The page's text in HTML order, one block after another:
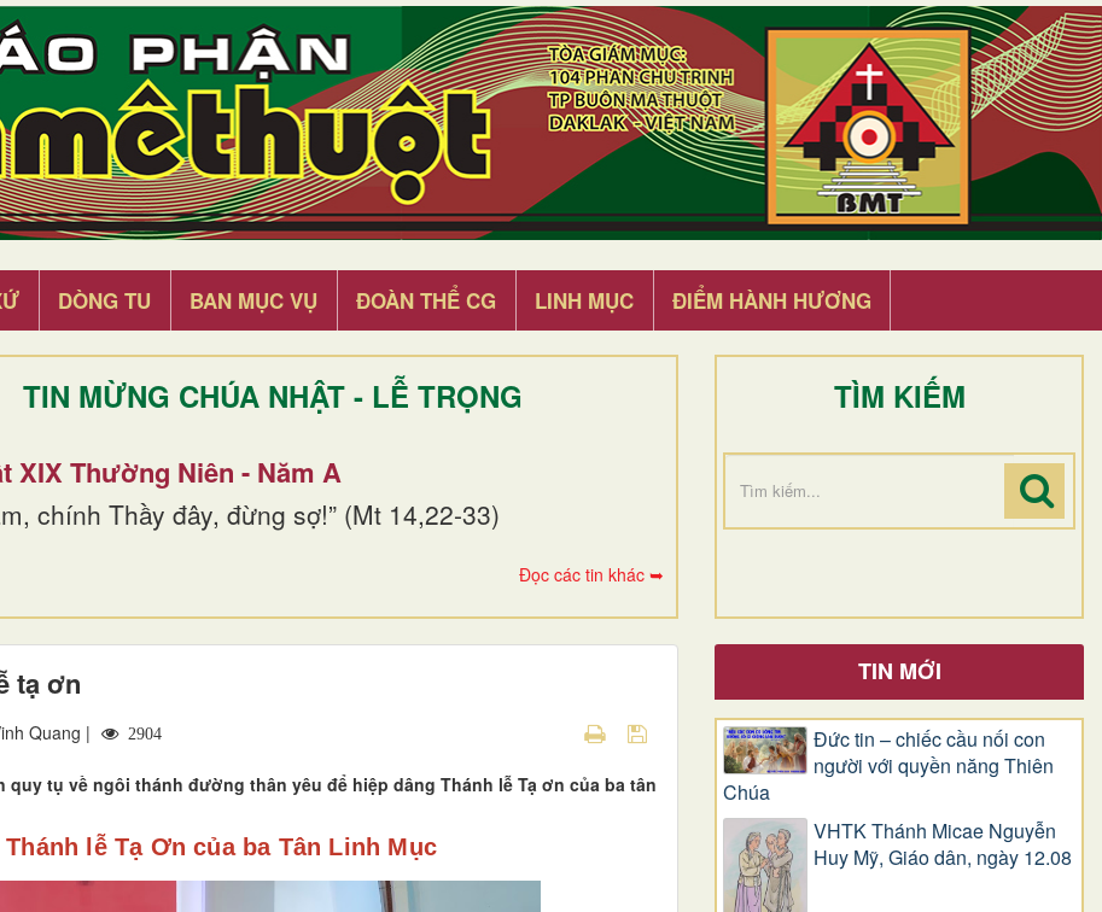
DÒNG TU BAN MỤC VỤ ĐOÀN THỂ CG LINH MỤC ĐIỂM HÀNH HƯƠNG
TIN MỪNG CHÚA NHẬT - LỄ TRỌNG
XIX Thường Niên - Năm A
chính Thầy đây, đừng sợ!” (Mt 14,22-33)
Đọc các tin khác ➥
TÌM KIẾM
tạ ơn
Quang | 2904
quy tụ về ngôi thánh đường thân yêu để hiệp dâng Thánh lễ Tạ ơn của ba tân
lễ Tạ Ơn của ba Tân Linh Mục
TIN MỚI
Đức tin – chiếc cầu nối con
người với quyền năng Thiên
Chúa
VHTK Thánh Micae Nguyễn
Huy Mỹ, Giáo dân, ngày 12.08